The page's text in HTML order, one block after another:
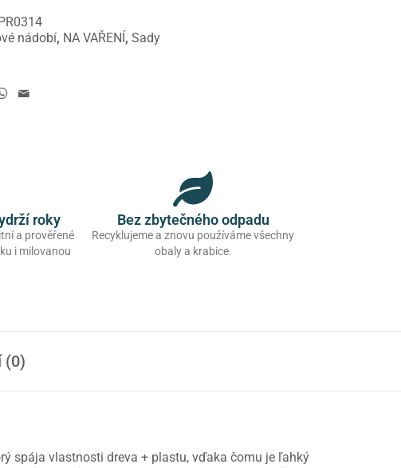
nádobí, NA VAŘENÍ ,Sady
roky
a prověřené
i milovanou
Bez zbytečného odpadu
Recyklujeme a znovu používáme všechny
obaly a krabice.
(0)
spája vlastnosti dreva + plastu, vďaka čomu je ľahký